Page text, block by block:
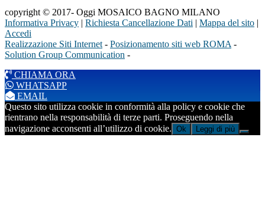
copyright © 2017- Oggi MOSAICO BAGNO MILANO
Informativa Privacy | Richiesta Cancellazione Dati | Mappa del sito |
Accedi
Realizzazione Siti Internet - Posizionamento siti web ROMA -
Solution Group Communication -
CHIAMA ORA
WHATSAPP
EMAIL
Questo sito utilizza cookie in conformità alla policy e cookie che
rientrano nella responsabilità di terze parti. Proseguendo nella
navigazione acconsenti all’utilizzo di cookie. Ok Leggi di più